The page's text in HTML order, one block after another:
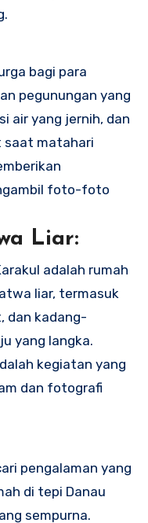
bagi para
pegunungan yang
air yang jernih, dan
saat matahari
foto-foto
Liar:
adalah rumah
liar, termasuk
dan kadang-
yang langka.
kegiatan yang
dan fotografi
pengalaman yang
di tepi Danau
sempurna.